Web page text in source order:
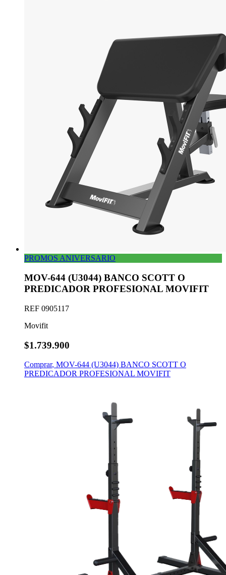
PROMOS ANIVERSARIO
MOV-644 (U3044) BANCO SCOTT O
PREDICADOR PROFESIONAL MOVIFIT
REF 0905117
Movifit
$1.739.900
Comprar, MOV-644 (U3044) BANCO SCOTT O
PREDICADOR PROFESIONAL MOVIFIT